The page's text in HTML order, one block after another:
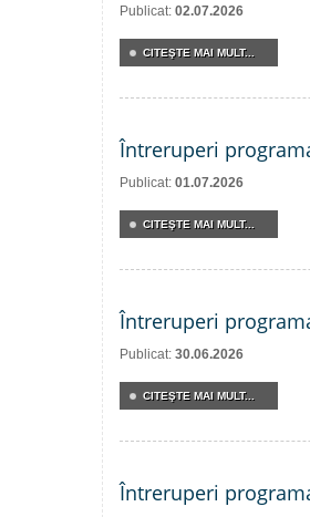
Publicat: 02.07.2026
CITEŞTE MAI MULT...
Întreruperi
Publicat: 01.07.2026
CITEŞTE MAI MULT...
Întreruperi
Publicat: 30.06.2026
CITEŞTE MAI MULT...
Întreruperi